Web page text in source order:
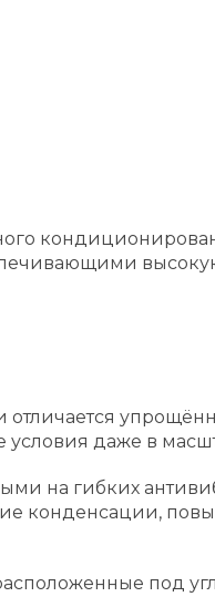
отличается
даже в
на гибких
конденсации,
под